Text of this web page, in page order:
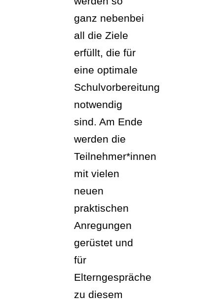
ganz nebenbei
all die Ziele
erfüllt, die für
eine optimale
Schulvorbereitung
notwendig
sind. Am Ende
werden die
Teilnehmer*innen
mit vielen
neuen
praktischen
Anregungen
gerüstet und
für
Elterngespräche
zu diesem